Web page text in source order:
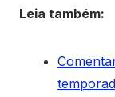
Leia também: